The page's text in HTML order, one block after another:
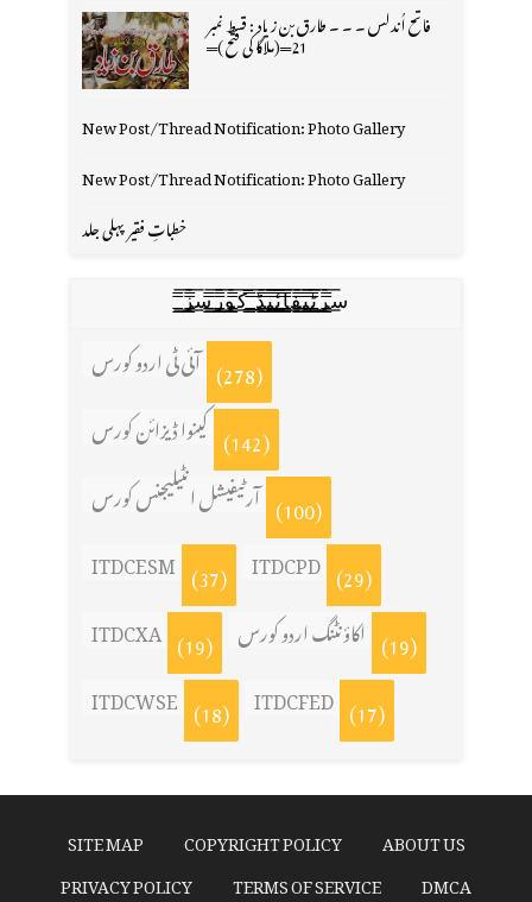
فاتح اُندلس ۔ ۔ ۔ طارق بن زیاد : قسط نمبر
21═(ملاگا کی فتح )═
New Post/Thread Notification: Photo Gallery
New Post/Thread Notification: Photo Gallery
خطباتِ فقیر پہلی جلد
س̳̿͟͞ر̳̿͟͞ٹ̳̿͟͞ی̳̿͟͞ف̳̿͟͞ا̳̿͟͞ي̳̳̿ٔ̿͟͟͞͞ی̳̿͟͞ڈ̳̿͟͞ ̳̿͟͞ک̳̿͟͞و̳̿͟͞ر̳̿͟͞س̳̿͟͞ز̳̿͟͞
آئی ٹی اردو کورس (278)
کینوا ڈیزائن کورس (142)
آرٹیفیشل انٹیلیجنس کورس (100)
ITDCESM (37) ITDCPD (29)
ITDCXA (19) اکاؤنٹنگ اردو کورس (19)
ITDCWSE (18) ITDCFED (17)
ABOUT US
COPYRIGHT POLICY
SITE MAP
DMCA
TERMS OF SERVICE
PRIVACY POLICY